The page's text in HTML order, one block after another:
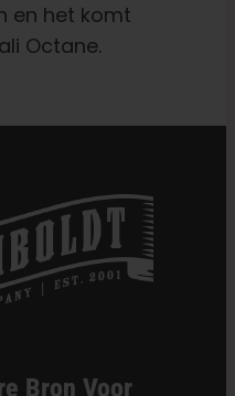
en het komt
Octane.
Bron Voor